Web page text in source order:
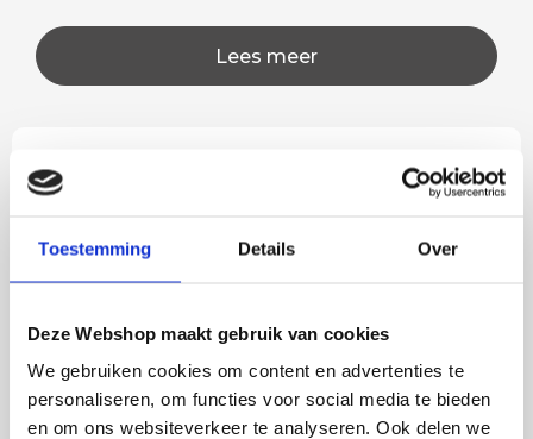
Toestemming Details Over
Deze Webshop maakt gebruik van cookies
We gebruiken cookies om content en advertenties te
personaliseren, om functies voor social media te bieden
en om ons websiteverkeer te analyseren. Ook delen we
Lees meer
Rian
Fijne site waar ik een mooie
werd deze al bezorgd. Super
Het bestellen,
artikel is zeer mooi
eenvoudig te